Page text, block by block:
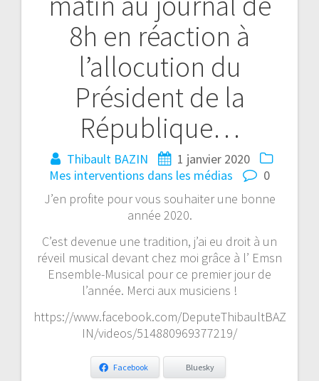
8h en réaction à
l’allocution du
Président de la
République…
Thibault BAZIN
1 janvier 2020
Mes interventions dans les médias
0
J’en profite pour vous souhaiter une bonne
année 2020.
C’est devenue une tradition, j’ai eu droit à un
réveil musical devant chez moi grâce à l’ Emsn
Ensemble-Musical pour ce premier jour de
l’année. Merci aux musiciens !
https://www.facebook.com/DeputeThibaultBAZ
IN/videos/514880969377219/
Facebook Bluesky